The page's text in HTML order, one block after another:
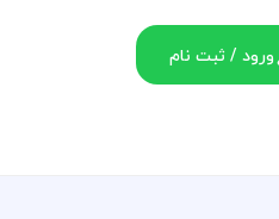
ورود / ثبت نام